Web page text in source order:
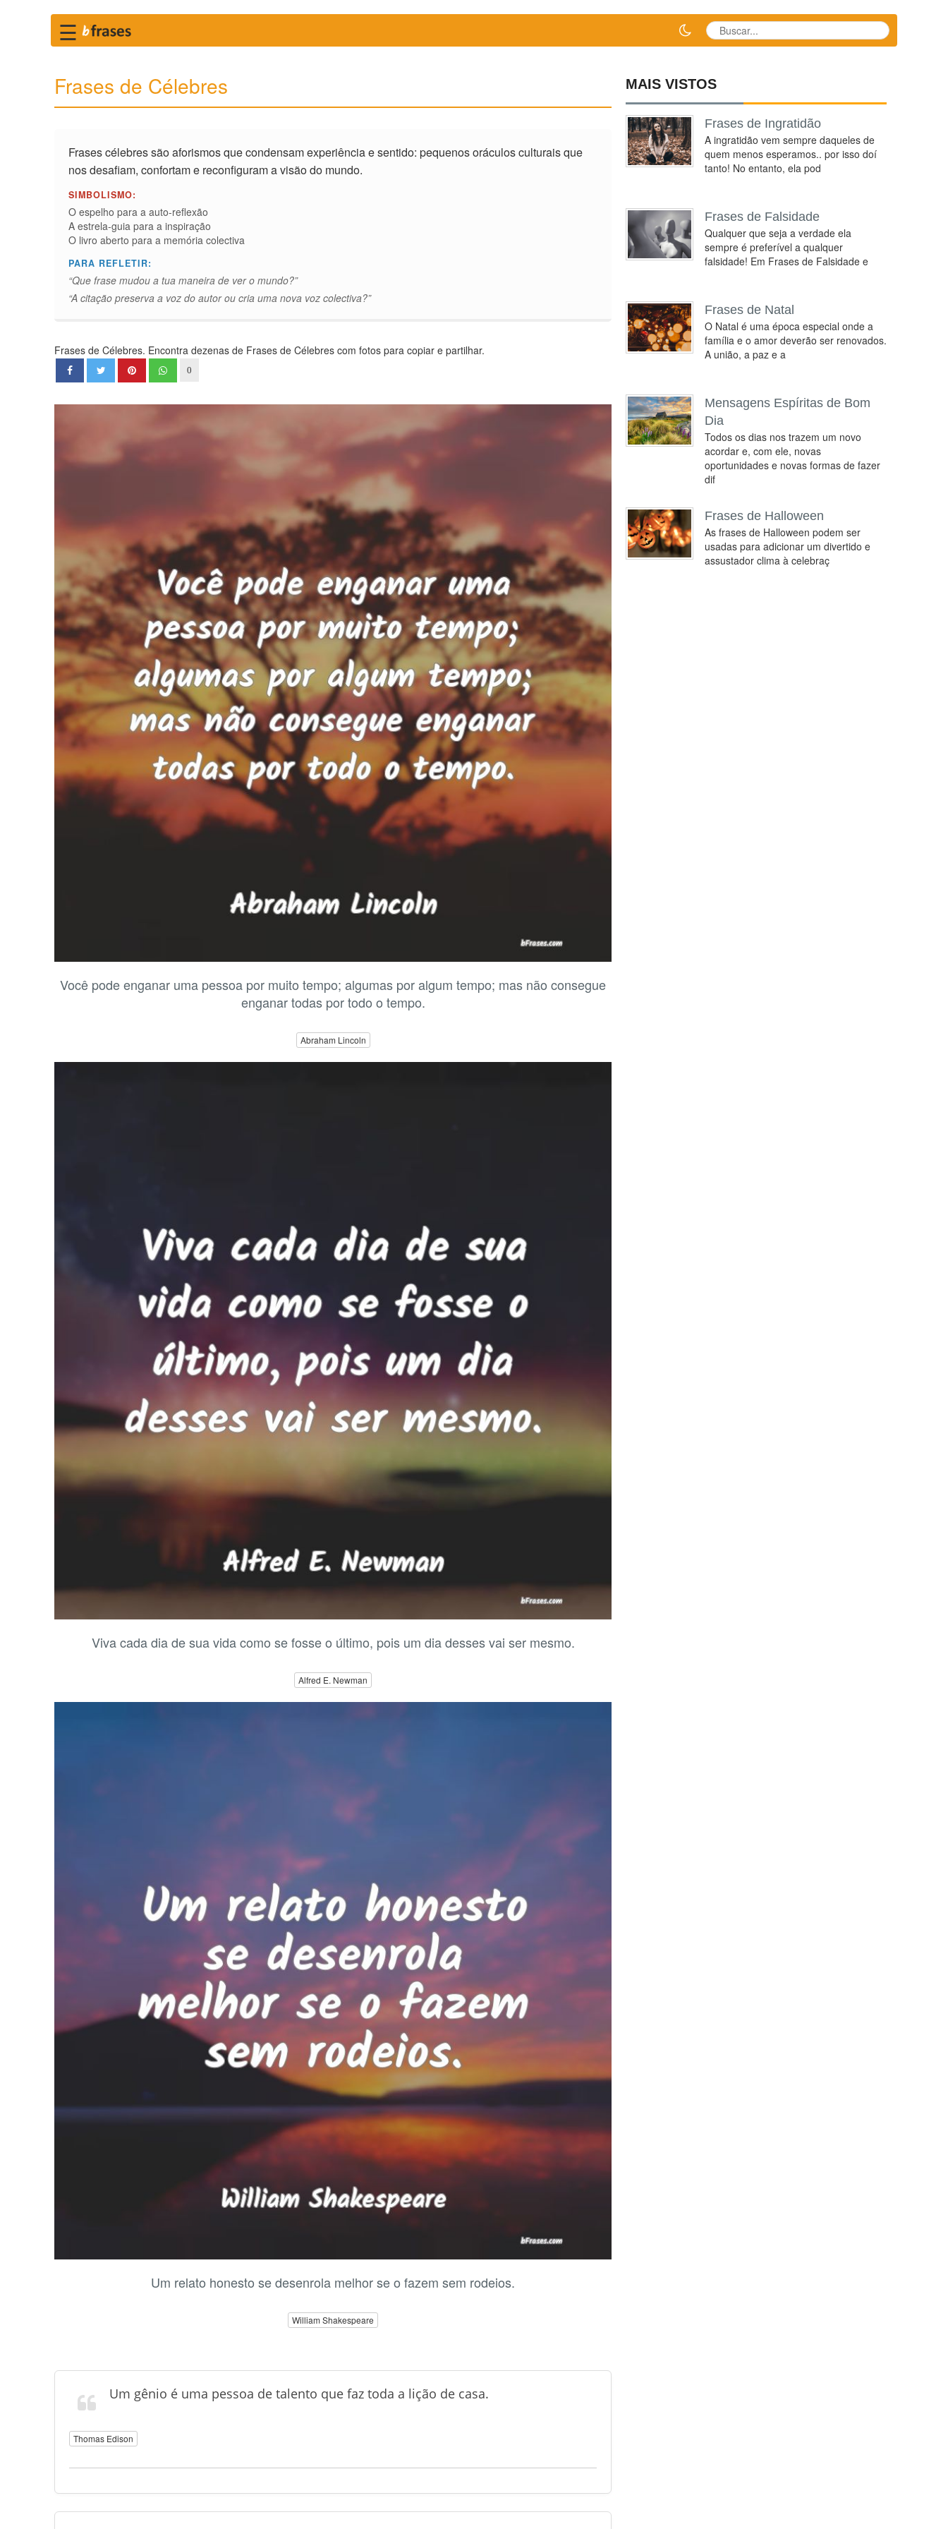
☰
Frases de Célebres
Frases célebres são aforismos que condensam experiência e sentido: pequenos oráculos culturais que
nos desafiam, confortam e reconfiguram a visão do mundo.
SIMBOLISMO:
O espelho para a auto-reflexão
A estrela-guia para a inspiração
O livro aberto para a memória colectiva
PARA REFLETIR:
“Que frase mudou a tua maneira de ver o mundo?”
“A citação preserva a voz do autor ou cria uma nova voz colectiva?”
Frases de Célebres. Encontra dezenas de Frases de Célebres com fotos para copiar e partilhar.
0
Você pode enganar uma pessoa por muito tempo; algumas por algum tempo; mas não consegue
enganar todas por todo o tempo.
Abraham Lincoln
Viva cada dia de sua vida como se fosse o último, pois um dia desses vai ser mesmo.
Alfred E. Newman
Um relato honesto se desenrola melhor se o fazem sem rodeios.
William Shakespeare
Um gênio é uma pessoa de talento que faz toda a lição de casa.
Thomas Edison
MAIS VISTOS
Frases de Ingratidão
A ingratidão vem sempre daqueles de
quem menos esperamos.. por isso doí
tanto! No entanto, ela pod
Frases de Falsidade
Qualquer que seja a verdade ela
sempre é preferível a qualquer
falsidade! Em Frases de Falsidade e
Frases de Natal
O Natal é uma época especial onde a
família e o amor deverão ser renovados.
A união, a paz e a
Mensagens Espíritas de Bom
Dia
Todos os dias nos trazem um novo
acordar e, com ele, novas
oportunidades e novas formas de fazer
dif
Frases de Halloween
As frases de Halloween podem ser
usadas para adicionar um divertido e
assustador clima à celebraç